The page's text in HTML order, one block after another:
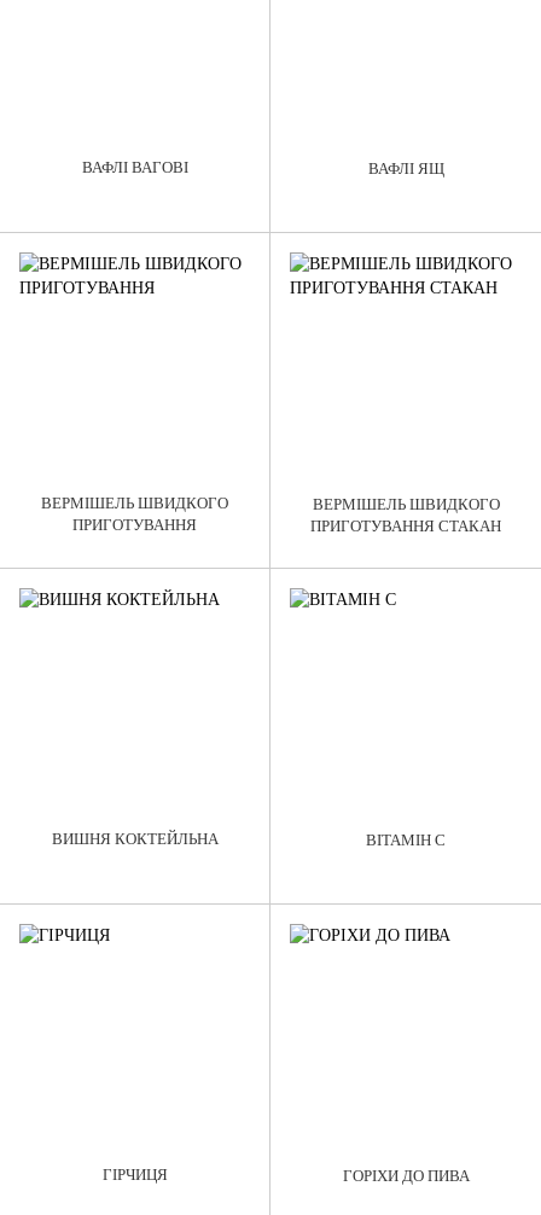
ВАФЛІ ВАГОВІ ВАФЛІ ЯЩ
ВЕРМІШЕЛЬ ШВИДКОГО
ПРИГОТУВАННЯ
ВЕРМІШЕЛЬ ШВИДКОГО
ПРИГОТУВАННЯ СТАКАН
ВИШНЯ КОКТЕЙЛЬНА ВІТАМІН С
ГІРЧИЦЯ ГОРІХИ ДО ПИВА